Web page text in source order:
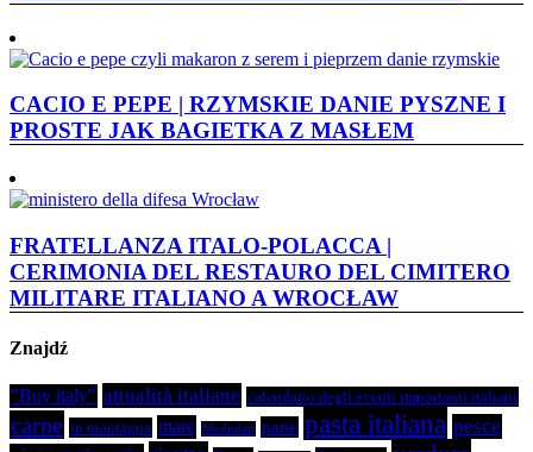
CACIO E PEPE | RZYMSKIE DANIE PYSZNE I
PROSTE JAK BAGIETKA Z MASŁEM
FRATELLANZA ITALO-POLACCA |
CERIMONIA DEL RESTAURO DEL CIMITERO
MILITARE ITALIANO A WROCŁAW
Znajdź
"Buy italy" attualità italiane calendario degli eventi importanti italiani
carne in montagna mare Mediolan pane pasta italiana pesce